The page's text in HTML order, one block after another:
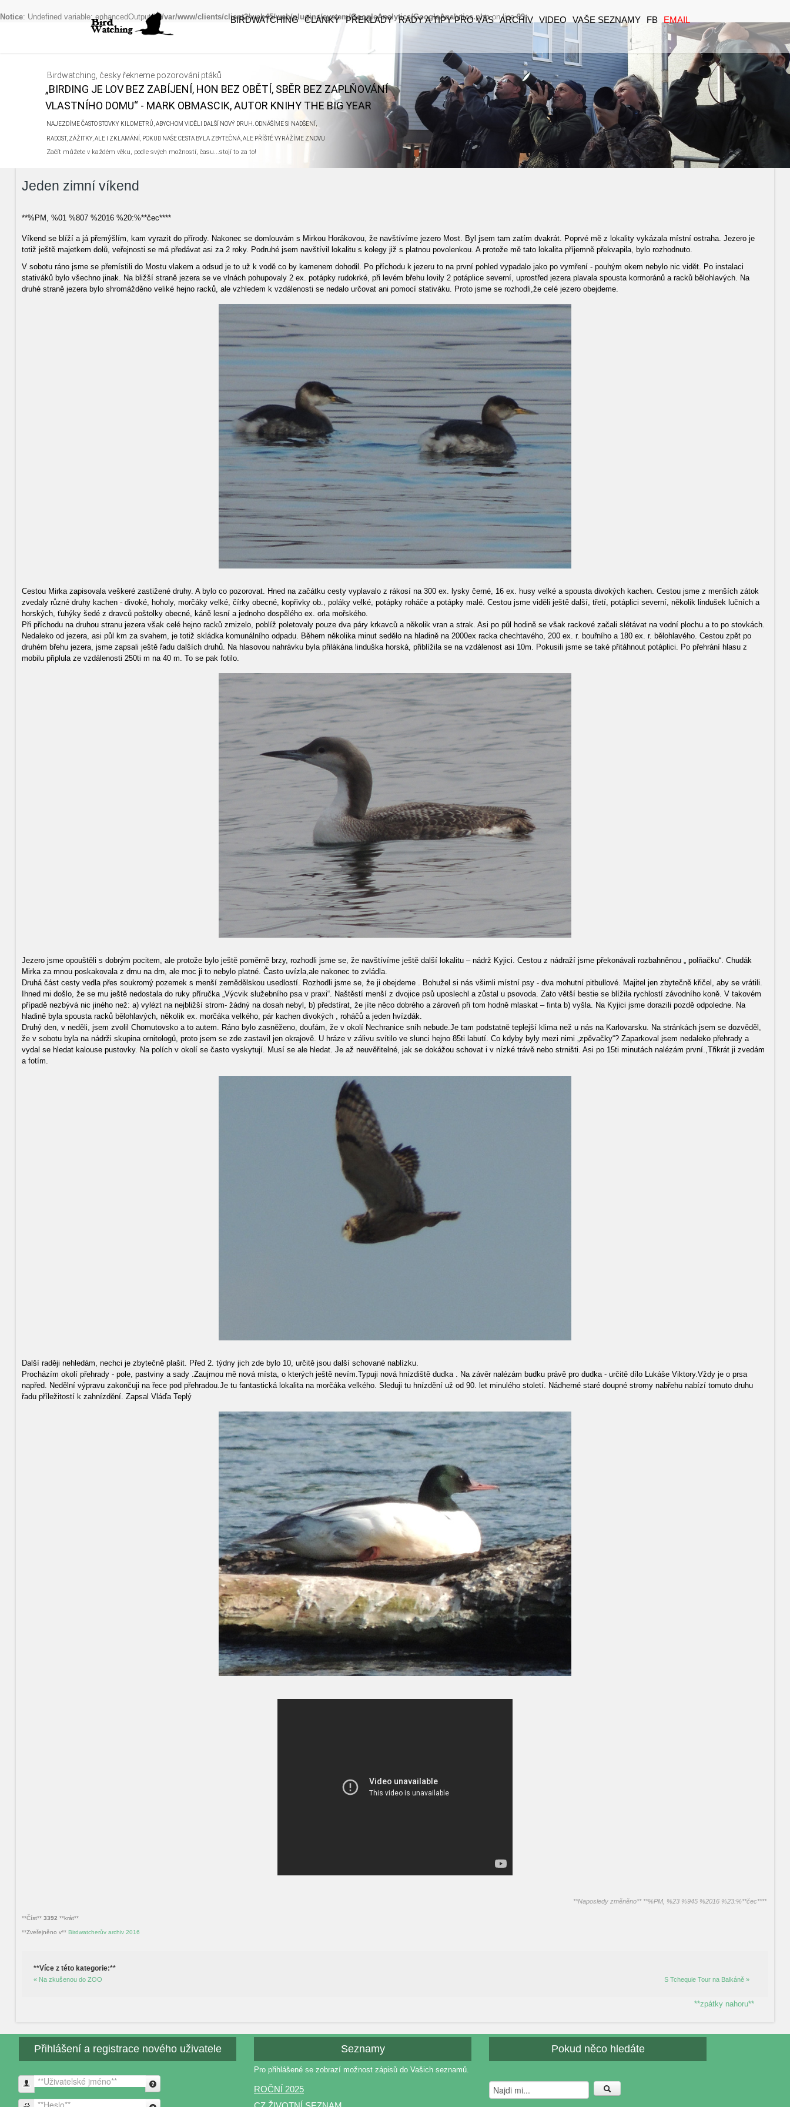
Notice: Undefined variable: enhancedOutput in/var/www/clients/client2/web45/web/plugins/system/GoogleAnalytics/GoogleAnalytics.phpon line99
BIRDWATCHING ČLÁNKY PŘEKLADY RADY A TIPY PRO VÁS ARCHÍV VIDEO VAŠE SEZNAMY FB EMAIL
Birdwatching, česky řekneme pozorování ptáků
„BIRDING JE LOV BEZ ZABÍJENÍ, HON BEZ OBĚTÍ, SBĚR BEZ ZAPLŇOVÁNÍ
VLASTNÍHO DOMU“ - MARK OBMASCIK, AUTOR KNIHY THE BIG YEAR
NAJEZDÍME ČASTO STOVKY KILOMETRŮ, ABYCHOM VIDĚLI DALŠÍ NOVÝ DRUH. ODNÁŠÍME SI NADŠENÍ,
RADOST, ZÁŽITKY, ALE I ZKLAMÁNÍ, POKUD NAŠE CESTA BYLA ZBYTEČNÁ, ALE PŘÍŠTĚ VYRÁŽÍME ZNOVU
Začít můžete v každém věku, podle svých možností, času...stojí to za to!
Jeden zimní víkend
**%PM, %01 %807 %2016 %20:%**čec****
Víkend se blíží a já přemýšlím, kam vyrazit do přírody. Nakonec se domlouvám s Mirkou Horákovou, že navštívíme jezero Most. Byl jsem tam zatím dvakrát. Poprvé mě z lokality vykázala místní ostraha. Jezero je
totiž ještě majetkem dolů, veřejnosti se má předávat asi za 2 roky. Podruhé jsem navštívil lokalitu s kolegy již s platnou povolenkou. A protože mě tato lokalita příjemně překvapila, bylo rozhodnuto.
V sobotu ráno jsme se přemístili do Mostu vlakem a odsud je to už k vodě co by kamenem dohodil. Po příchodu k jezeru to na první pohled vypadalo jako po vymření - pouhým okem nebylo nic vidět. Po instalaci
stativáků bylo všechno jinak. Na bližší straně jezera se ve vlnách pohupovaly 2 ex. potápky rudokrké, při levém břehu lovily 2 potáplice severní, uprostřed jezera plavala spousta kormoránů a racků bělohlavých. Na
druhé straně jezera bylo shromážděno veliké hejno racků, ale vzhledem k vzdálenosti se nedalo určovat ani pomocí stativáku. Proto jsme se rozhodli,že celé jezero obejdeme.
Cestou Mirka zapisovala veškeré zastižené druhy. A bylo co pozorovat. Hned na začátku cesty vyplavalo z rákosí na 300 ex. lysky černé, 16 ex. husy velké a spousta divokých kachen. Cestou jsme z menších zátok
zvedaly různé druhy kachen - divoké, hoholy, morčáky velké, čírky obecné, kopřivky ob., poláky velké, potápky roháče a potápky malé. Cestou jsme viděli ještě další, třetí, potáplici severní, několik lindušek lučních a
horských, ťuhýky šedé z dravců poštolky obecné, káně lesní a jednoho dospělého ex. orla mořského.
Při příchodu na druhou stranu jezera však celé hejno racků zmizelo, poblíž poletovaly pouze dva páry krkavců a několik vran a strak. Asi po půl hodině se však rackové začali slétávat na vodní plochu a to po stovkách.
Nedaleko od jezera, asi půl km za svahem, je totiž skládka komunálního odpadu. Během několika minut sedělo na hladině na 2000ex racka chechtavého, 200 ex. r. bouřního a 180 ex. r. bělohlavého. Cestou zpět po
druhém břehu jezera, jsme zapsali ještě řadu dalších druhů. Na hlasovou nahrávku byla přilákána linduška horská, přiblížila se na vzdálenost asi 10m. Pokusili jsme se také přitáhnout potáplici. Po přehrání hlasu z
mobilu připlula ze vzdálenosti 250ti m na 40 m. To se pak fotilo.
Jezero jsme opouštěli s dobrým pocitem, ale protože bylo ještě poměrně brzy, rozhodli jsme se, že navštívíme ještě další lokalitu – nádrž Kyjici. Cestou z nádraží jsme překonávali rozbahněnou „ polňačku“. Chudák
Mirka za mnou poskakovala z drnu na drn, ale moc ji to nebylo platné. Často uvízla,ale nakonec to zvládla.
Druhá část cesty vedla přes soukromý pozemek s menší zemědělskou usedlostí. Rozhodli jsme se, že ji obejdeme . Bohužel si nás všimli místní psy - dva mohutní pitbullové. Majitel jen zbytečně křičel, aby se vrátili.
Ihned mi došlo, že se mu ještě nedostala do ruky příručka „Výcvik služebního psa v praxi“. Naštěstí menší z dvojice psů uposlechl a zůstal u psovoda. Zato větší bestie se blížila rychlostí závodního koně. V takovém
případě nezbývá nic jiného než: a) vylézt na nejbližší strom- žádný na dosah nebyl, b) předstírat, že jíte něco dobrého a zároveň při tom hodně mlaskat – finta b) vyšla. Na Kyjici jsme dorazili pozdě odpoledne. Na
hladině byla spousta racků bělohlavých, několik ex. morčáka velkého, pár kachen divokých , roháčů a jeden hvízdák.
Druhý den, v neděli, jsem zvolil Chomutovsko a to autem. Ráno bylo zasněženo, doufám, že v okolí Nechranice sníh nebude.Je tam podstatně teplejší klima než u nás na Karlovarsku. Na stránkách jsem se dozvěděl,
že v sobotu byla na nádrži skupina ornitologů, proto jsem se zde zastavil jen okrajově. U hráze v zálivu svítilo ve slunci hejno 85ti labutí. Co kdyby byly mezi nimi „zpěvačky“? Zaparkoval jsem nedaleko přehrady a
vydal se hledat kalouse pustovky. Na polích v okolí se často vyskytují. Musí se ale hledat. Je až neuvěřitelné, jak se dokážou schovat i v nízké trávě nebo strništi. Asi po 15ti minutách nalézám první.,Třikrát ji zvedám
a fotím.
Další raději nehledám, nechci je zbytečně plašit. Před 2. týdny jich zde bylo 10, určitě jsou další schované nablízku.
Procházím okolí přehrady - pole, pastviny a sady .Zaujmou mě nová místa, o kterých ještě nevím.Typuji nová hnízdiště dudka . Na závěr nalézám budku právě pro dudka - určitě dílo Lukáše Viktory.Vždy je o prsa
napřed. Nedělní výpravu zakončuji na řece pod přehradou.Je tu fantastická lokalita na morčáka velkého. Sleduji tu hnízdění už od 90. let minulého století. Nádherné staré doupné stromy nabřehu nabízí tomuto druhu
řadu příležitostí k zahnízdění. Zapsal Vláďa Teplý
**Naposledy změněno** **%PM, %23 %945 %2016 %23:%**čec****
**Číst** 3392 **krát**
**Zveřejněno v** Birdwatcherův archiv 2016
**Více z této kategorie:**
« Na zkušenou do ZOO S Tchequie Tour na Balkáně »
**zpátky nahoru**
Přihlášení a registrace nového uživatele
**Uživatelské jméno**
Seznamy
Pro přihlášené se zobrazí možnost zápisů do Vašich seznamů.
ROČNÍ 2025
Pokud něco hledáte